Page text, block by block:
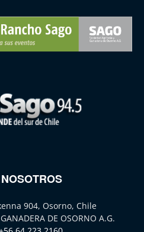
904, Osorno, Chile
DE OSORNO A.G.